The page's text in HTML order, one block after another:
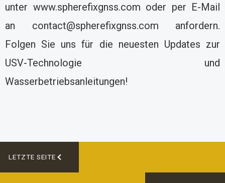
unter www.spherefixgnss.com oder per E-Mail
an contact@spherefixgnss.com anfordern.
Folgen Sie uns für die neuesten Updates zur
USV-Technologie und
Wasserbetriebsanleitungen!
LETZTE SEITE